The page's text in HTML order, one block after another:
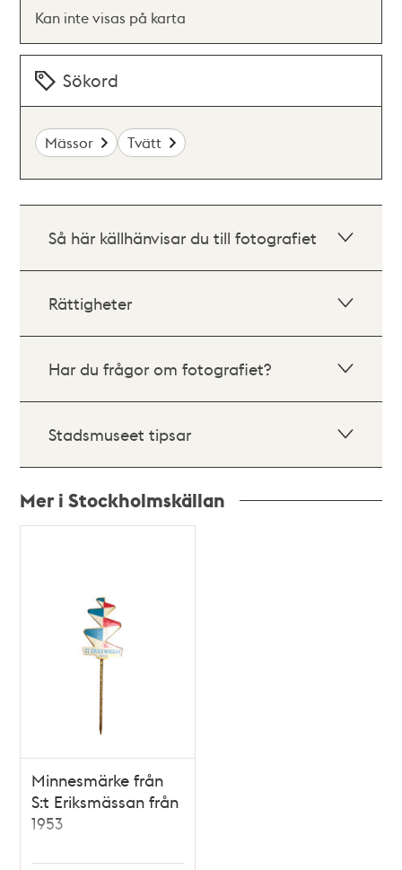
Kan inte visas på karta
Sökord
Mässor Tvätt
Så här källhänvisar du till fotografiet
Rättigheter
Har du frågor om fotografiet?
Stadsmuseet tipsar
Mer i Stockholmskällan
Minnesmärke från
S:t Eriksmässan från
1953